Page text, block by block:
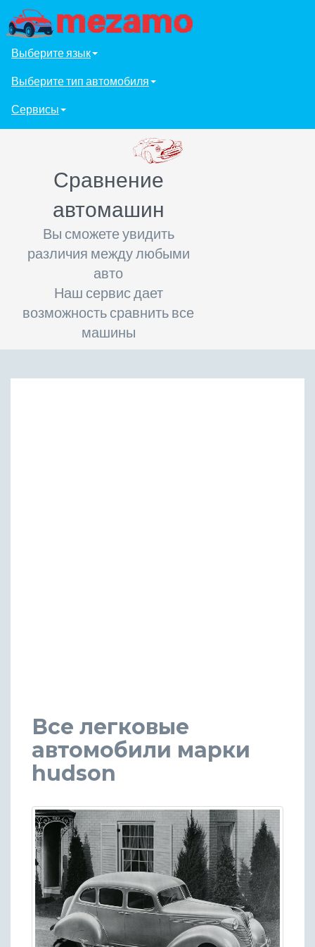
Выберите язык
Выберите тип автомобиля
Сервисы
Сравнение
автомашин
Вы сможете увидить
различия между любыми
авто
Наш сервис дает
возможность сравнить все
машины
Все легковые
автомобили марки
hudson